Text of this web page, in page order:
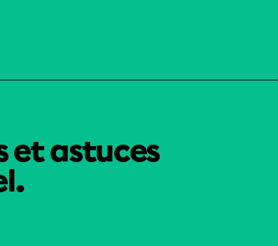
et astuces